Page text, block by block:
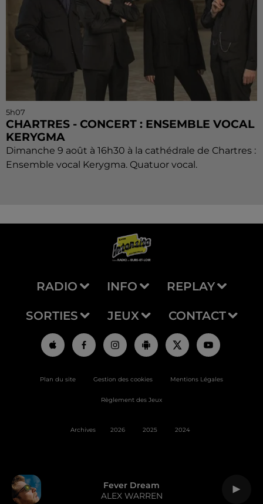
Fever Dream
ALEX WARREN
5h07
CHARTRES - CONCERT : ENSEMBLE VOCAL
KERYGMA
Dimanche 9 août à 16h30 à la cathédrale de Chartres :
Ensemble vocal Kerygma. Quatuor vocal.
RADIO INFO REPLAY
SORTIES JEUX CONTACT
Plan du site Gestion des cookies Mentions Légales
Règlement des Jeux
Archives 2026 2025 2024